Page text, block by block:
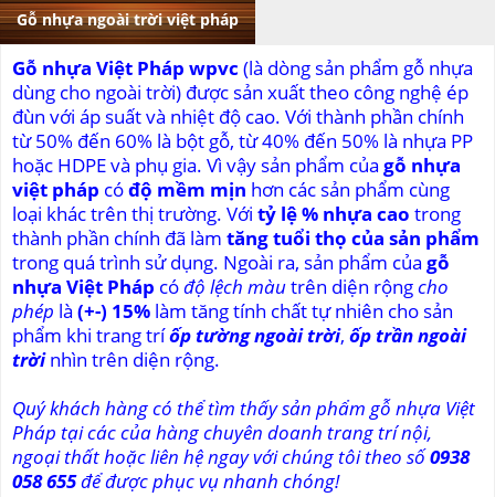
Gỗ nhựa ngoài trời việt pháp
Gỗ nhựa Việt Pháp wpvc (là dòng sản phẩm gỗ nhựa
dùng cho ngoài trời) được sản xuất theo công nghệ ép
đùn với áp suất và nhiệt độ cao. Với thành phần chính
từ 50% đến 60% là bột gỗ, từ 40% đến 50% là nhựa PP
hoặc HDPE và phụ gia. Vì vậy sản phẩm của gỗ nhựa
việt pháp cóđộ mềm mịn hơn các sản phẩm cùng
loại khác trên thị trường. Với tỷ lệ % nhựa cao trong
thành phần chính đã làm tăng tuổi thọ của sản phẩm
trong quá trình sử dụng. Ngoài ra, sản phẩm của gỗ
nhựa Việt Pháp cóđộ lệch màutrên diện rộngcho
phép là (+-) 15% làm tăng tính chất tự nhiên cho sản
phẩm khi trang tríốp tường ngoài trời, ốp trần ngoài
trờinhìn trên diện rộng.
Quý khách hàng có thể tìm thấy sản phẩm gỗ nhựa Việt
Pháp tại các của hàng chuyên doanh trang trí nội,
ngoại thất hoặc liên hệ ngay với chúng tôi theo số0938
058 655để được phục vụ nhanh chóng!